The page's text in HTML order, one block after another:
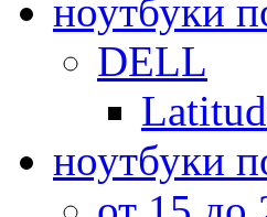
ноутбуки
DELL
ноутбуки